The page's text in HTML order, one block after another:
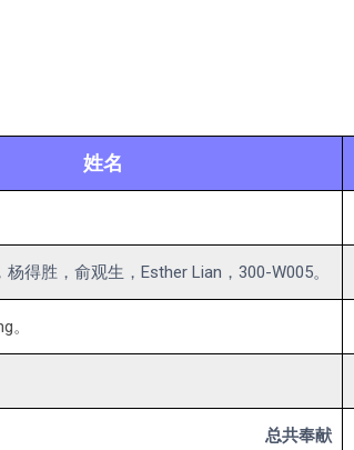
姓名
得胜，俞观生，Esther Lian，300-W005。
。
总共奉献